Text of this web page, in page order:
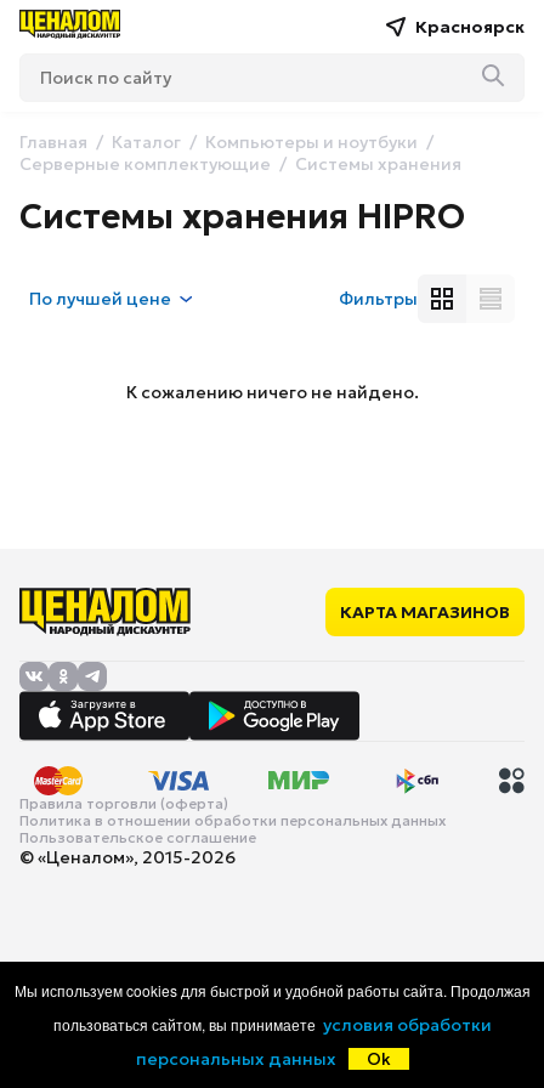
Красноярск
Главная Каталог
Компьютеры и ноутбуки
Серверные комплектующие
Системы хранения
Системы хранения HIPRO
Получшей цене Фильтры
К сожалению ничего не найдено.
КАРТА МАГАЗИНОВ
Правила торговли (оферта)
Политика в отношении обработки персональных данных
Пользовательское соглашение
© «Ценалом», 2015-2026
Каталог Корзина Избранное
Мы используем cookies для быстрой и удобной работы сайта. Продолжая
пользоваться сайтом, вы принимаете условия обработки
персональных данных
Ok